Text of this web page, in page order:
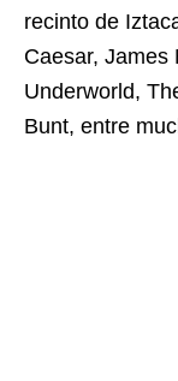
recinto de
Caesar, James
Underworld,
Bunt, entre